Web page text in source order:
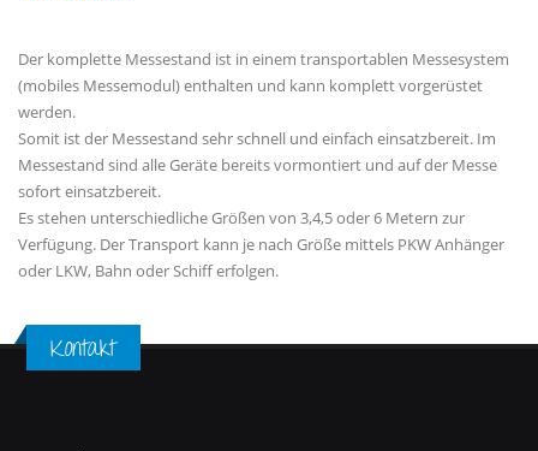
Der komplette Messestand ist in einem transportablen Messesystem
(mobiles Messemodul) enthalten und kann komplett vorgerüstet
werden.
Somit ist der Messestand sehr schnell und einfach einsatzbereit. Im
Messestand sind alle Geräte bereits vormontiert und auf der Messe
sofort einsatzbereit.
Es stehen unterschiedliche Größen von 3,4,5 oder 6 Metern zur
Verfügung. Der Transport kann je nach Größe mittels PKW Anhänger
oder LKW, Bahn oder Schiff erfolgen.
Kontakt